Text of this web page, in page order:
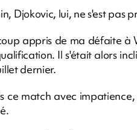
Djokovic, lui, ne s'est pas
appris de ma défaite à
Il s'était alors
dernier.
ce match avec